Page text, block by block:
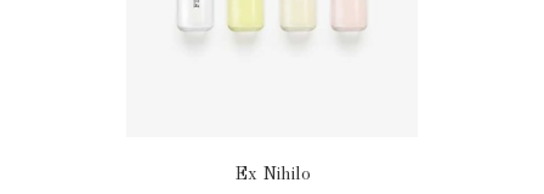
Ex Nihilo